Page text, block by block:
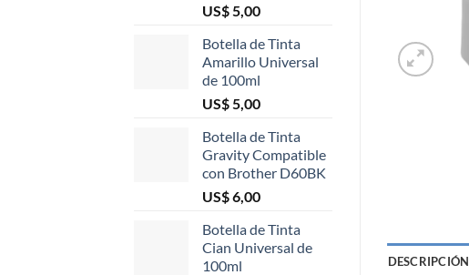
US$ 5,00
Botella de Tinta
Amarillo Universal
de 100ml
US$ 5,00
Botella de Tinta
Gravity Compatible
con Brother D60BK
US$6,00
Botella de Tinta
Cian Universal de
100ml
DESCRIPCIÓN